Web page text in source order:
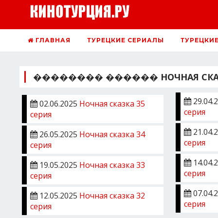
ГЛАВНАЯ ТУРЕЦКИЕ СЕРИАЛЫ
�������� ������ НОЧНАЯ
02.06.2025 Ночная сказка 35
серия
26.05.2025 Ночная сказка 34
серия
19.05.2025 Ночная сказка 33
серия
12.05.2025 Ночная сказка 32
серия
серия
серия
серия
серия